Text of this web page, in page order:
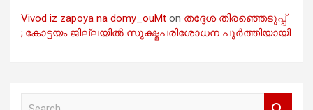
Vivod iz zapoya na domy_ouMt on തദ്ദേശ തിരഞ്ഞെടുപ്പ്
;.കോട്ടയം ജില്ലയിൽ സൂക്ഷ്മപരിശോധന പൂർത്തിയായി